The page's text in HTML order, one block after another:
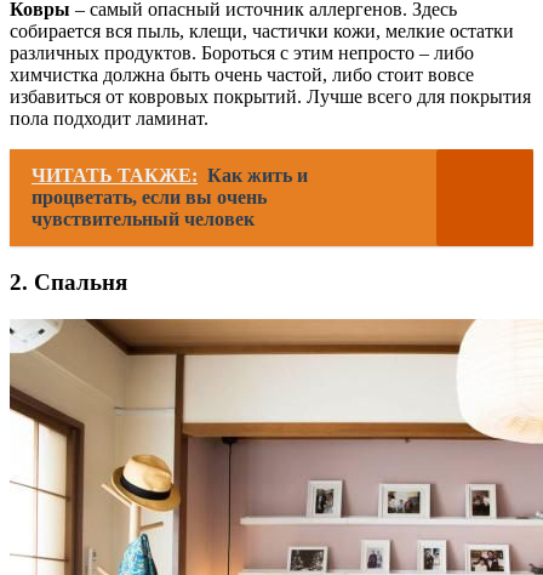
Ковры – самый опасный источник аллергенов. Здесь
собирается вся пыль, клещи, частички кожи, мелкие остатки
различных продуктов. Бороться с этим непросто – либо
химчистка должна быть очень частой, либо стоит вовсе
избавиться от ковровых покрытий. Лучше всего для покрытия
пола подходит ламинат.
ЧИТАТЬ ТАКЖЕ: Как жить и
процветать, если вы очень
чувствительный человек
2. Спальня